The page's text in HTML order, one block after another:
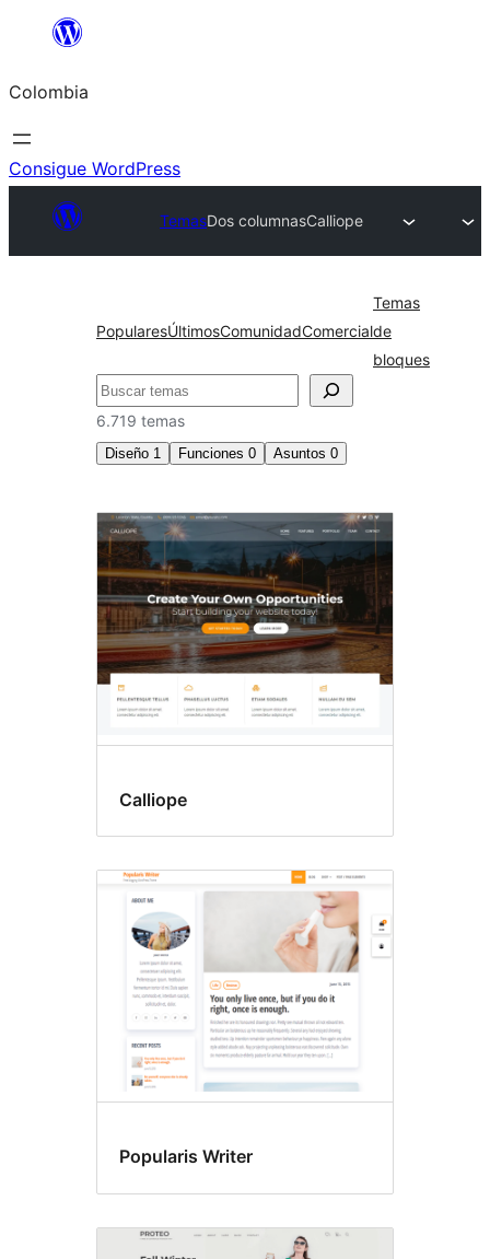
Saltar
contenido
Colombia
Consigue WordPress
TemasDos columnasCalliope
PopularesÚltimosComunidadComercial
Temas
de
bloques
Buscar
6.719 temas
Diseño 1 Funciones 0 Asuntos 0
Dos
columnas
Calliope
Popularis Writer